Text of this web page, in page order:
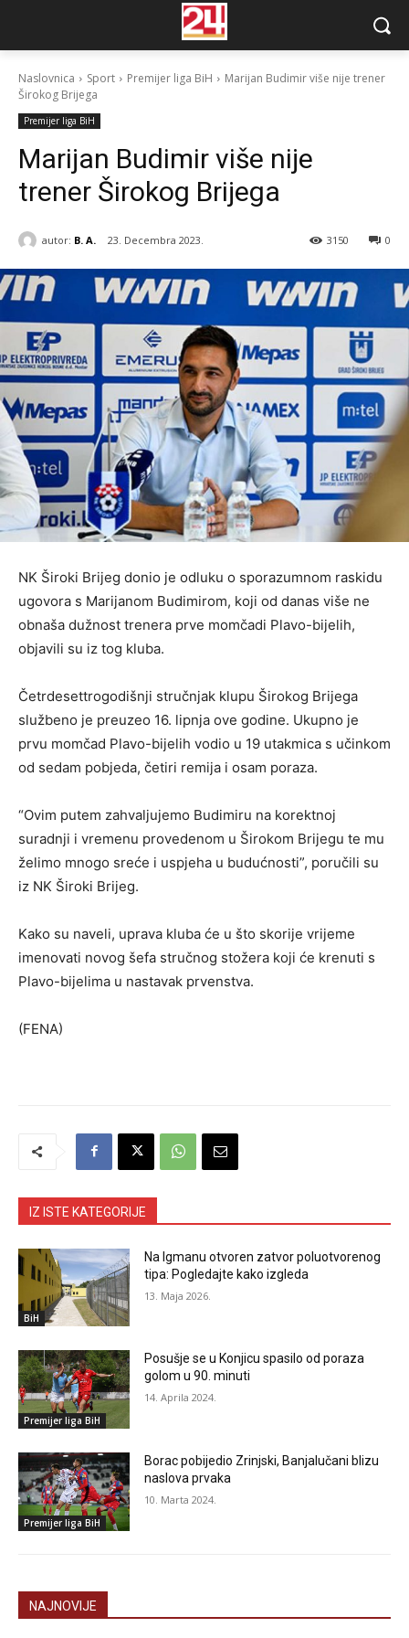
Naslovnica Sport Premijer liga BiH
Marijan Budimir više nije trener
Širokog Brijega
Premijer liga BiH
Marijan Budimir više nije
trener Širokog Brijega
autor: B. A. 23. Decembra 2023. 0
3150
NK Široki Brijeg donio je odluku o sporazumnom raskidu
ugovora s Marijanom Budimirom, koji od danas više ne
obnaša dužnost trenera prve momčadi Plavo-bijelih,
objavili su iz tog kluba.
Četrdesettrogodišnji stručnjak klupu Širokog Brijega
službeno je preuzeo 16. lipnja ove godine. Ukupno je
prvu momčad Plavo-bijelih vodio u 19 utakmica s učinkom
od sedam pobjeda, četiri remija i osam poraza.
“Ovim putem zahvaljujemo Budimiru na korektnoj
suradnji i vremenu provedenom u Širokom Brijegu te mu
želimo mnogo sreće i uspjeha u budućnosti”, poručili su
iz NK Široki Brijeg.
Kako su naveli, uprava kluba će u što skorije vrijeme
imenovati novog šefa stručnog stožera koji će krenuti s
Plavo-bijelima u nastavak prvenstva.
(FENA)
IZ ISTE KATEGORIJE
BiH
Na Igmanu otvoren zatvor poluotvorenog
tipa: Pogledajte kako izgleda
13. Maja 2026.
Premijer liga BiH
Posušje se u Konjicu spasilo od poraza
golom u 90. minuti
14. Aprila 2024.
Premijer liga BiH
Borac pobijedio Zrinjski, Banjalučani blizu
naslova prvaka
10. Marta 2024.
NAJNOVIJE